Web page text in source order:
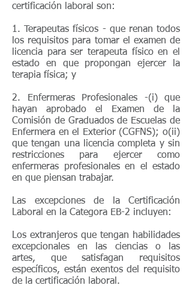
certificación laboral son:
1. Terapeutas físicos - que renan todos
los requisitos para tomar el examen de
licencia para ser terapeuta físico en el
estado en que propongan ejercer la
terapia física; y
2. Enfermeras Profesionales -(i) que
hayan aprobado el Examen de la
Comisión de Graduados de Escuelas de
Enfermera en el Exterior (CGFNS); o(ii)
que tengan una licencia completa y sin
restricciones para ejercer como
enfermeras profesionales en el estado
en que piensan trabajar.
Las excepciones de la Certificación
Laboral en la Categora EB-2 incluyen:
Los extranjeros que tengan habilidades
excepcionales en las ciencias o las
artes, que satisfagan requisitos
específicos, están exentos del requisito
de la certificación laboral.